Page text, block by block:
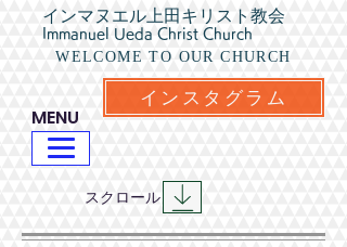
インマヌエル上田キリスト教会
Immanuel Ueda Christ Church
WELCOME TO OUR CHURCH
​MENU
​スクロール
インスタグラム